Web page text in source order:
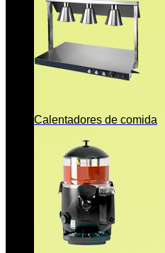
Calentadores de comida